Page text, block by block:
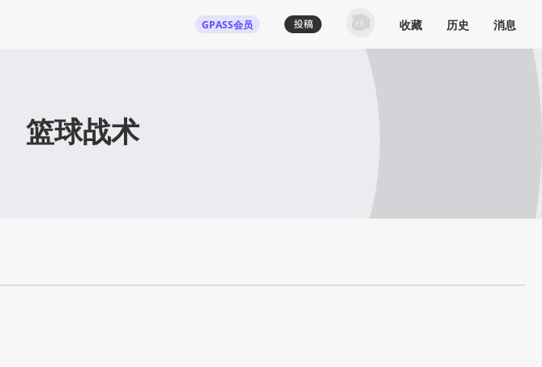
GPASS会员 收藏 历史 消息
篮球战术